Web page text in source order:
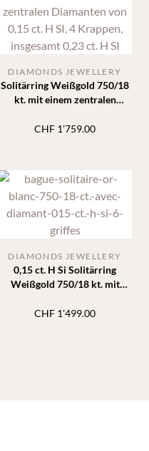
Solitärring Weißgold 750/18
kt. mit einem zentralen
Krappen, insgesamt 0,23 ct. H
DIAMONDS JEWELLERY
CHF 1'759.00
0,15 ct. H Si Solitärring
Weißgold 750/18 kt. mit
DIAMONDS JEWELLERY
CHF 1'499.00